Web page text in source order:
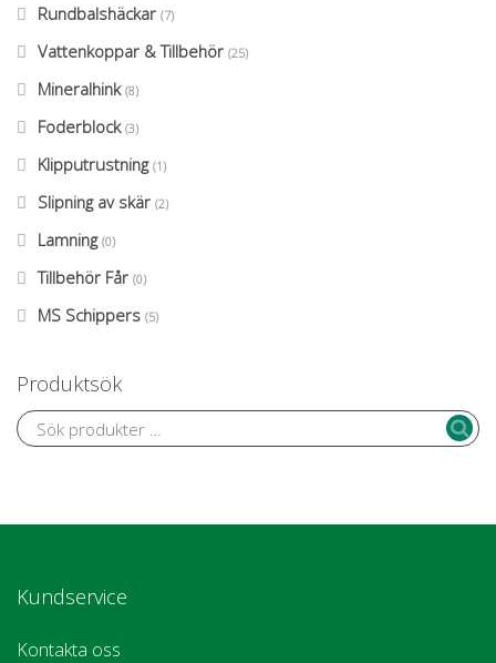
Rundbalshäckar (7)
Vattenkoppar & Tillbehör (25)
Mineralhink (8)
Foderblock (3)
Klipputrustning (1)
Slipning av skär (2)
Lamning (0)
Tillbehör Får (0)
MS Schippers (5)
Produktsök
Kundservice
Kontakta oss